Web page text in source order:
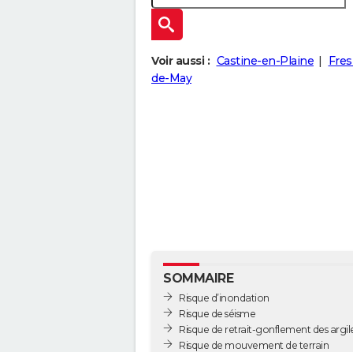
Voir aussi : Castine-en-Plaine
de-May
SOMMAIRE
Risque d’inondation
Risque de séisme
Risque de retrait-gonflement des
Risque de mouvement de terrain